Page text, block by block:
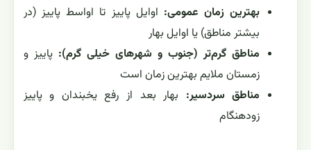
بهترین زمان عمومی: اوایل پاییز تا اواسط پاییز (در
بیشتر مناطق) یا اوایل بهار
مناطق گرم‌تر (جنوب و شهرهای خیلی گرم): پاییز و
زمستان ملایم بهترین زمان است
مناطق سردسیر: بهار بعد از رفع یخبندان و پاییز
زودهنگام